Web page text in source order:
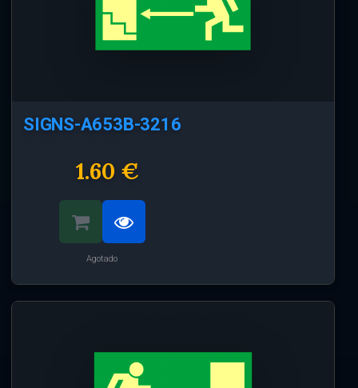
SIGNS-A653B-3216
1.60 €
Agotado